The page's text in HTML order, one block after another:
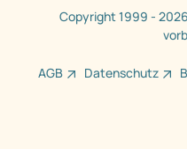
Copyright 1999 -
AGB Datenschutz